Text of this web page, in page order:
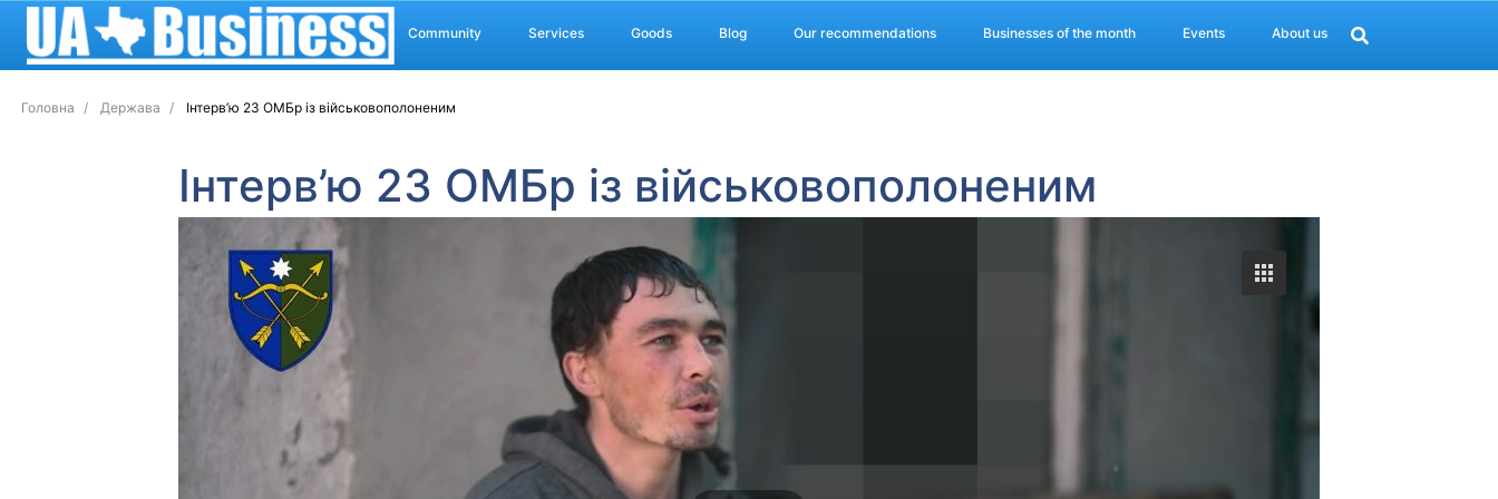
Community Services Goods Blog Our recommendations Businesses of the month Events About us
Головна Держава Інтерв’ю 23 ОМБр із військовополоненим
Інтерв’ю 23 ОМБр із військовополоненим